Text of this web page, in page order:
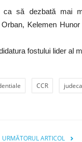
ca să dezbată mai
Kelemen
fostului lider al
CCR
URMĂTORUL ARTICOL